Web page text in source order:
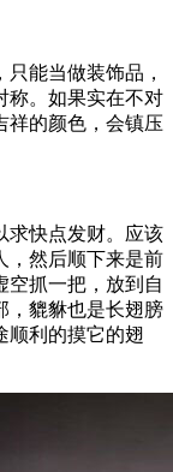
能当做装饰品，
称。如果实在不对
祥的颜色，会镇压
求快点发财。应该
，然后顺下来是前
空抓一把，放到自
，貔貅也是长翅膀
顺利的摸它的翅